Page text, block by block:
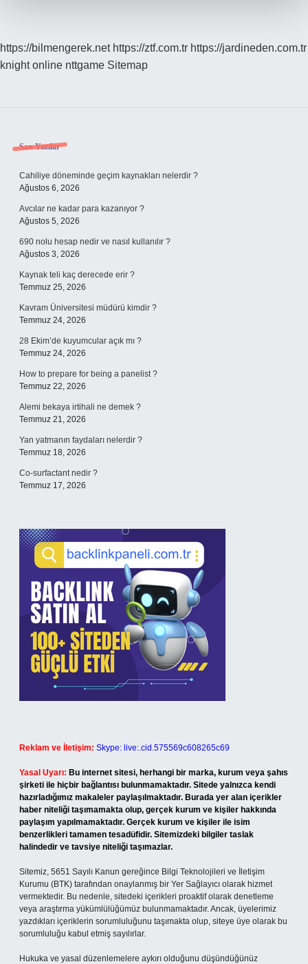
https://bilmengerek.net https://ztf.com.tr https://jardineden.com.tr
knight online nttgame Sitemap
Sidebar
Son Yazılar
Cahiliye döneminde geçim kaynakları nelerdir ?
Ağustos 6, 2026
Avcılar ne kadar para kazanıyor ?
Ağustos 5, 2026
690 nolu hesap nedir ve nasıl kullanılır ?
Ağustos 3, 2026
Kaynak teli kaç derecede erir ?
Temmuz 25, 2026
Kavram Üniversitesi müdürü kimdir ?
Temmuz 24, 2026
28 Ekim’de kuyumcular açık mı ?
Temmuz 24, 2026
How to prepare for being a panelist ?
Temmuz 22, 2026
Alemi bekaya irtihali ne demek ?
Temmuz 21, 2026
Yan yatmanın faydaları nelerdir ?
Temmuz 18, 2026
Co-surfactant nedir ?
Temmuz 17, 2026
Reklam ve İletişim: Skype: live:.cid.575569c608265c69
Yasal Uyarı: Bu internet sitesi, herhangi bir marka, kurum veya şahıs
şirketi ile hiçbir bağlantısı bulunmamaktadır. Sitede yalnızca kendi
hazırladığımız makaleler paylaşılmaktadır. Burada yer alan içerikler
haber niteliği taşımamakta olup, gerçek kurum ve kişiler hakkında
paylaşım yapılmamaktadır. Gerçek kurum ve kişiler ile isim
benzerlikleri tamamen tesadüfidir. Sitemizdeki bilgiler taslak
halindedir ve tavsiye niteliği taşımazlar.
Sitemiz, 5651 Sayılı Kanun gereğince Bilgi Teknolojileri ve İletişim
Kurumu (BTK) tarafından onaylanmış bir Yer Sağlayıcı olarak hizmet
vermektedir. Bu nedenle, sitedeki içerikleri proaktif olarak denetleme
veya araştırma yükümlülüğümüz bulunmamaktadır. Ancak, üyelerimiz
yazdıkları içeriklerin sorumluluğunu taşımakta olup, siteye üye olarak bu
sorumluluğu kabul etmiş sayılırlar.
Hukuka ve yasal düzenlemelere aykırı olduğunu düşündüğünüz